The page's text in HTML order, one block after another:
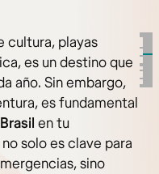
cultura, playas
es un destino que
año. Sin embargo,
es fundamental
en tu
solo es clave para
sino